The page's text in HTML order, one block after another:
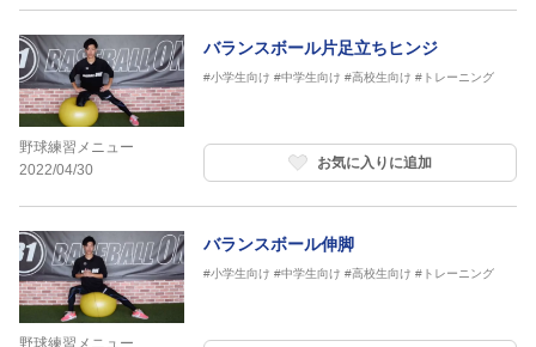
野球練習メニュー
2022/04/30
バランスボール片足立ちヒンジ
#小学生向け #中学生向け #高校生向け #トレーニング
お気に入りに追加
野球練習メニュー
バランスボール伸脚
#小学生向け #中学生向け #高校生向け #トレーニング